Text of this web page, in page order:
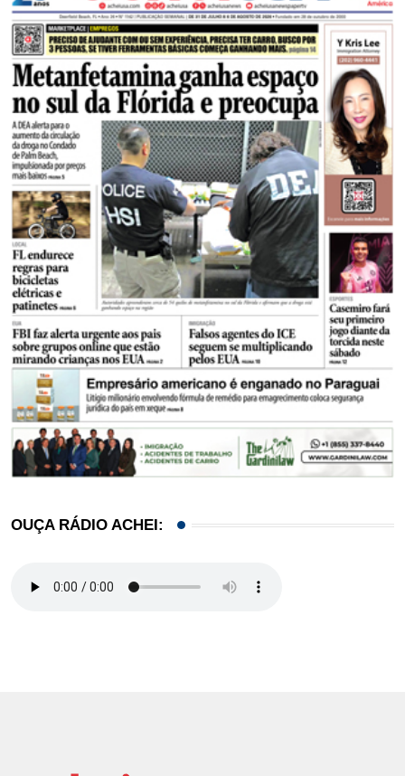
OUÇA RÁDIO ACHEI: